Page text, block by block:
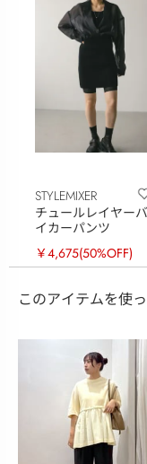
STYLEMIXER
チュールレイヤーバ
イカーパンツ
￥4,675(50%OFF)
このアイテムを使